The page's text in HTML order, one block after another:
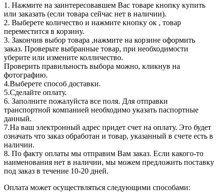
1. Нажмите на заинтересовавшем Вас товаре кнопку купить
или заказать (если товара сейчас нет в наличии).
2. Выберете количество и нажмите кнопку ок , товар
переместится в корзину.
3. Закончив выбор товара ,нажмите на корзине оформить
заказ. Проверьте выбранные товар, при необходимости
уберите или измените колличество.
Проверить правильность выбора можно, кликнув на
фотографию.
4.Выберете способ доставки.
5.Сделайте оплату.
6. Заполните пожалуйста все поля. Для отправки
транспортной компанией необходимо указать паспортные
данный.
7.На ваш электронный адрес придет счет на оплату. Это будет
означать что заказ обработан и товар, указанный в счете есть в
наличии.
8. По факту оплаты мы отправим Вам заказ. Если какого-то
наименования нет в наличии, мы можем предложить поставку
под заказ в течение 10-20 дней.
Оплата может осуществляться следующими способами: